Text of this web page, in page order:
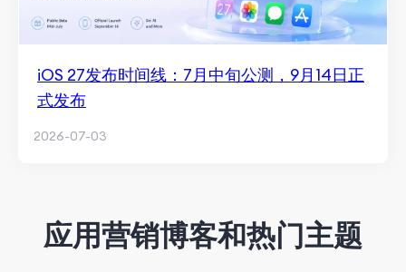
iOS 27发布时间线：7月中旬公测，9月14日正
式发布
2026-07-03
应用营销博客和热门主题